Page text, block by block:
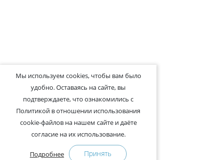
Мы используем cookies, чтобы вам было
удобно. Оставаясь на сайте, вы
подтверждаете, что ознакомились с
Политикой в отношении использования
cookie-файлов на нашем сайте и даёте
согласие на их использование.
Подробнее Принять